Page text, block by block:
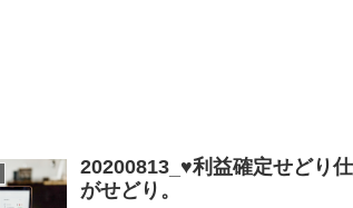
20200813_♥利益確定せどり
がせどり。